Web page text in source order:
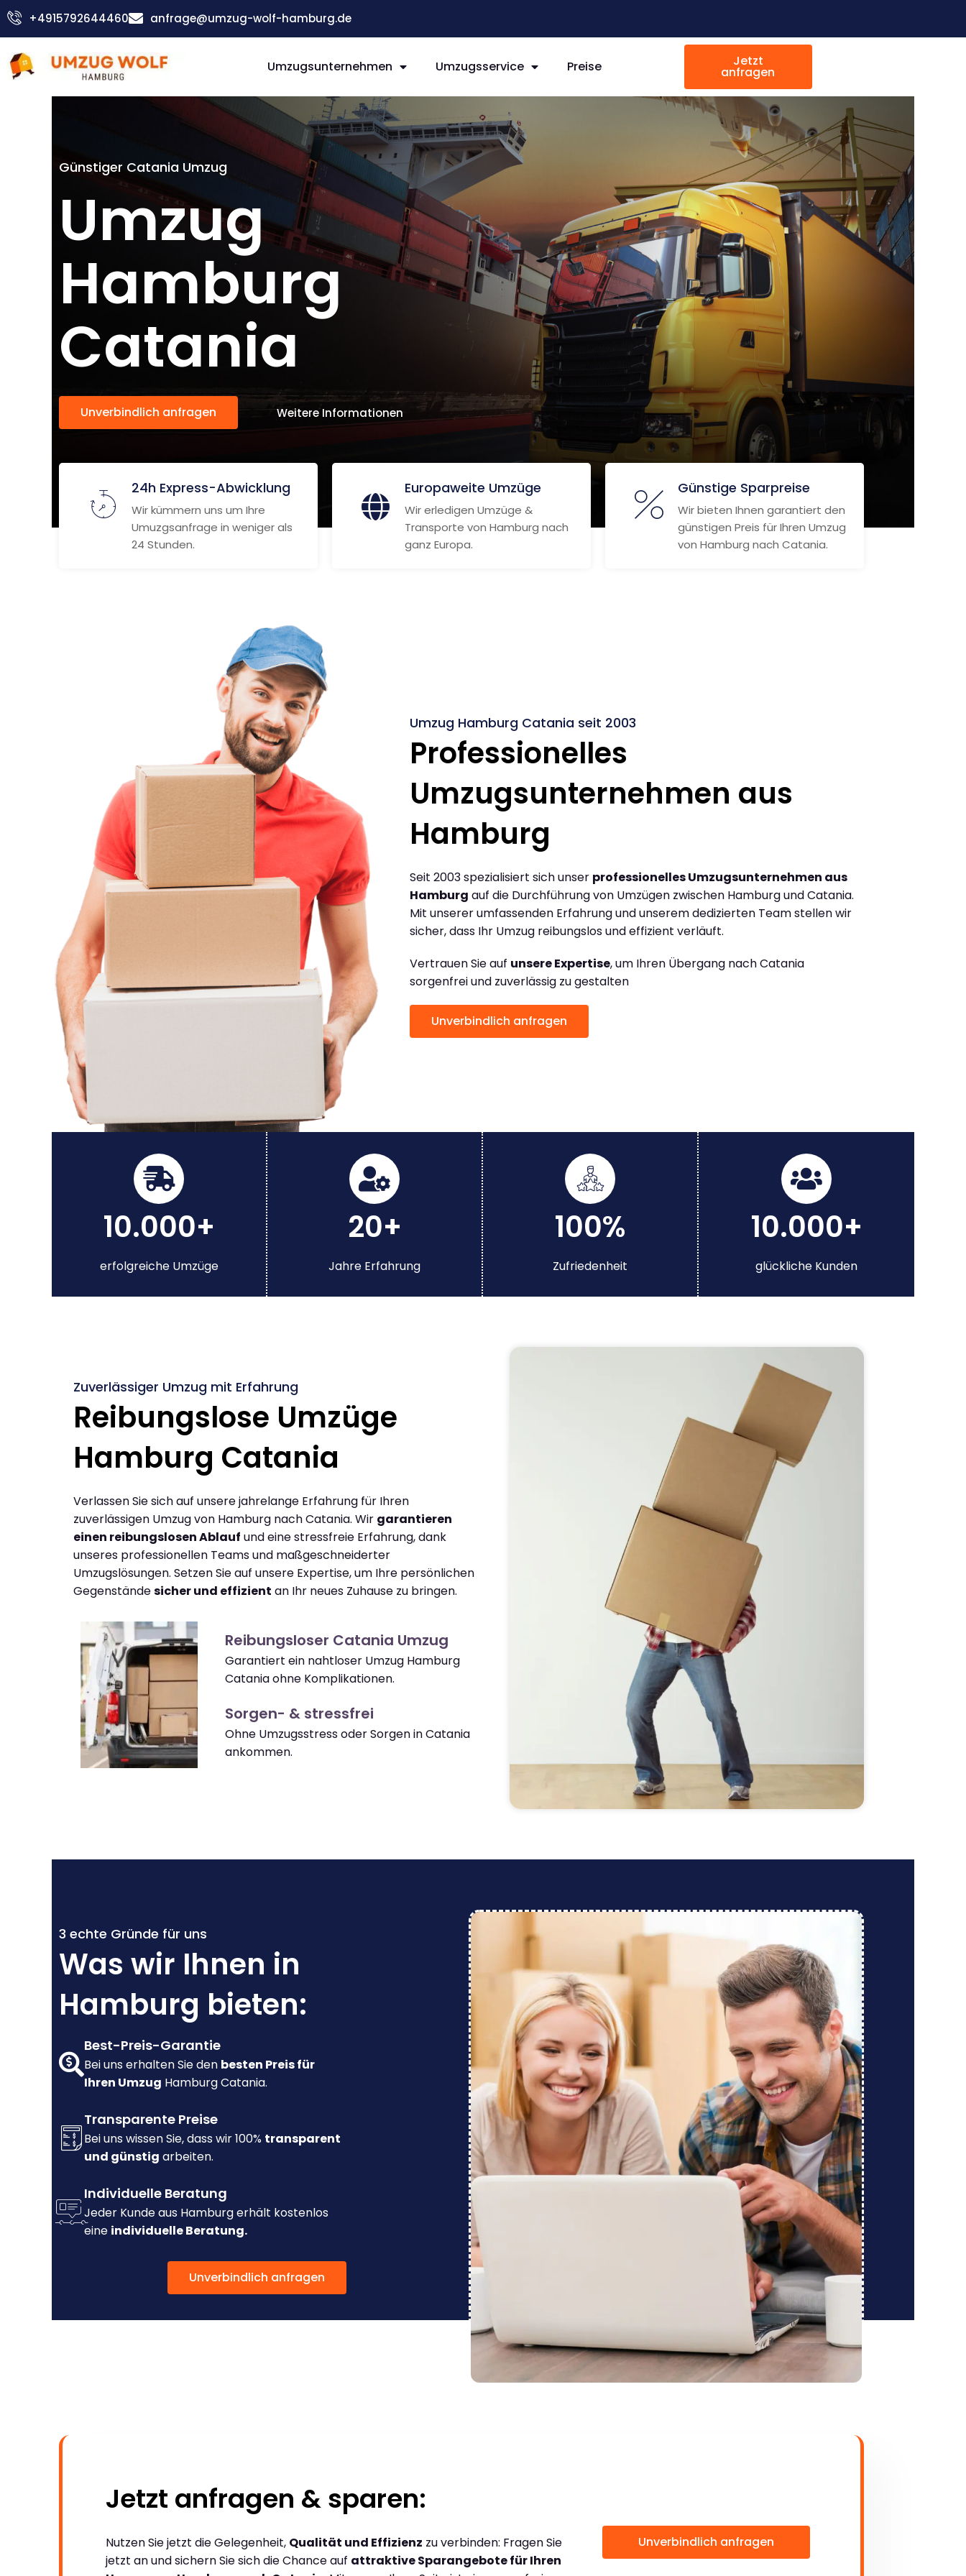
Zum
Inhalt
+4915792644460 anfrage@umzug-wolf-hamburg.de
Umzugsunternehmen Umzugsservice Preise Jetzt
anfragen
Günstiger Catania Umzug
Umzug
Hamburg
Catania
Unverbindlich anfragen Weitere Informationen
24h Express-Abwicklung
Wir kümmern uns um Ihre
Umuzgsanfrage in weniger als
24 Stunden.
Europaweite Umzüge
Wir erledigen Umzüge &
Transporte von Hamburg nach
ganz Europa.
Günstige Sparpreise
Wir bieten Ihnen garantiert den
günstigen Preis für Ihren Umzug
von Hamburg nach Catania.
Umzug Hamburg Catania seit 2003
Professionelles
Umzugsunternehmen aus
Hamburg
Seit 2003 spezialisiert sich unser professionelles Umzugsunternehmen aus
Hamburg auf die Durchführung von Umzügen zwischen Hamburg und Catania.
Mit unserer umfassenden Erfahrung und unserem dedizierten Team stellen wir
sicher, dass Ihr Umzug reibungslos und effizient verläuft.
Vertrauen Sie auf unsere Expertise, um Ihren Übergang nach Catania
sorgenfrei und zuverlässig zu gestalten
Unverbindlich anfragen
10.000+
erfolgreiche Umzüge
20+
Jahre Erfahrung
100%
Zufriedenheit
10.000+
glückliche Kunden
Zuverlässiger Umzug mit Erfahrung
Reibungslose Umzüge
Hamburg Catania
Verlassen Sie sich auf unsere jahrelange Erfahrung für Ihren
zuverlässigen Umzug von Hamburg nach Catania. Wir garantieren
einen reibungslosen Ablauf und eine stressfreie Erfahrung, dank
unseres professionellen Teams und maßgeschneiderter
Umzugslösungen. Setzen Sie auf unsere Expertise, um Ihre persönlichen
Gegenständesicher und effizient an Ihr neues Zuhause zu bringen.
Reibungsloser Catania Umzug
Garantiert ein nahtloser Umzug Hamburg
Catania ohne Komplikationen.
Sorgen- & stressfrei
Ohne Umzugsstress oder Sorgen in Catania
ankommen.
3 echte Gründe für uns
Was wir Ihnen in
Hamburg bieten:
Best-Preis-Garantie
Bei uns erhalten Sie den besten Preis für
Ihren Umzug Hamburg Catania.
Transparente Preise
Bei uns wissen Sie, dass wir 100% transparent
und günstig arbeiten.
Individuelle Beratung
Jeder Kunde aus Hamburg erhält kostenlos
eine individuelle Beratung.
Unverbindlich anfragen
Jetzt anfragen & sparen:
Nutzen Sie jetzt die Gelegenheit, Qualität und Effizienz zu verbinden: Fragen Sie
jetzt an und sichern Sie sich die Chance auf attraktive Sparangebote für Ihren
Unverbindlich anfragen